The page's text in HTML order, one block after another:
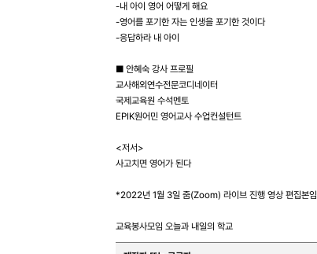
-내 아이 영어 어떻게 해요
-영어를 포기한 자는 인생을 포기한 것이다
-응답하라 내 아이
■ 안혜숙 강사 프로필
교사해외연수전문코디네이터
국제교육원 수석멘토
EPIK원어민 영어교사 수업컨설턴트
<저서>
사고치면 영어가 된다
*2022년 1월 3일 줌(Zoom) 라이브 진행 영상 편집본임
교육봉사모임 오늘과 내일의 학교